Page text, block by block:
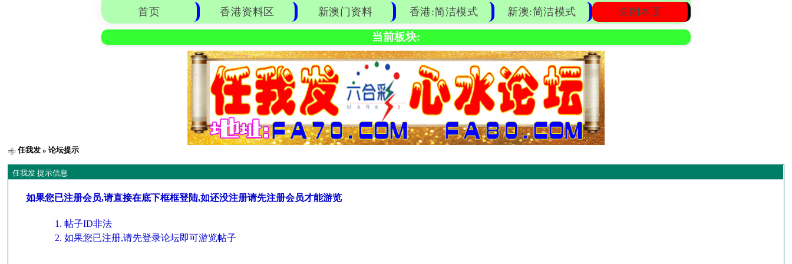
首页 香港资料区 新澳门资料 香港:简洁模式 新澳:简洁模式 关闭本页
当前板块:
任我发 » 论坛提示
任我发 提示信息
如果您已注册会员,请直接在底下框框登陆,如还没注册请先注册会员才能游览
帖子ID非法
如果您已注册,请先登录论坛即可游览帖子